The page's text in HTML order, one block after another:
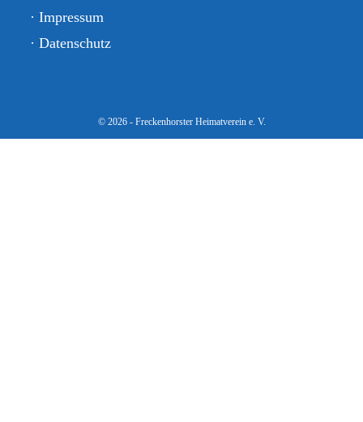
· Impressum
· Datenschutz
© 2026 - Freckenhorster Heimatverein e. V.